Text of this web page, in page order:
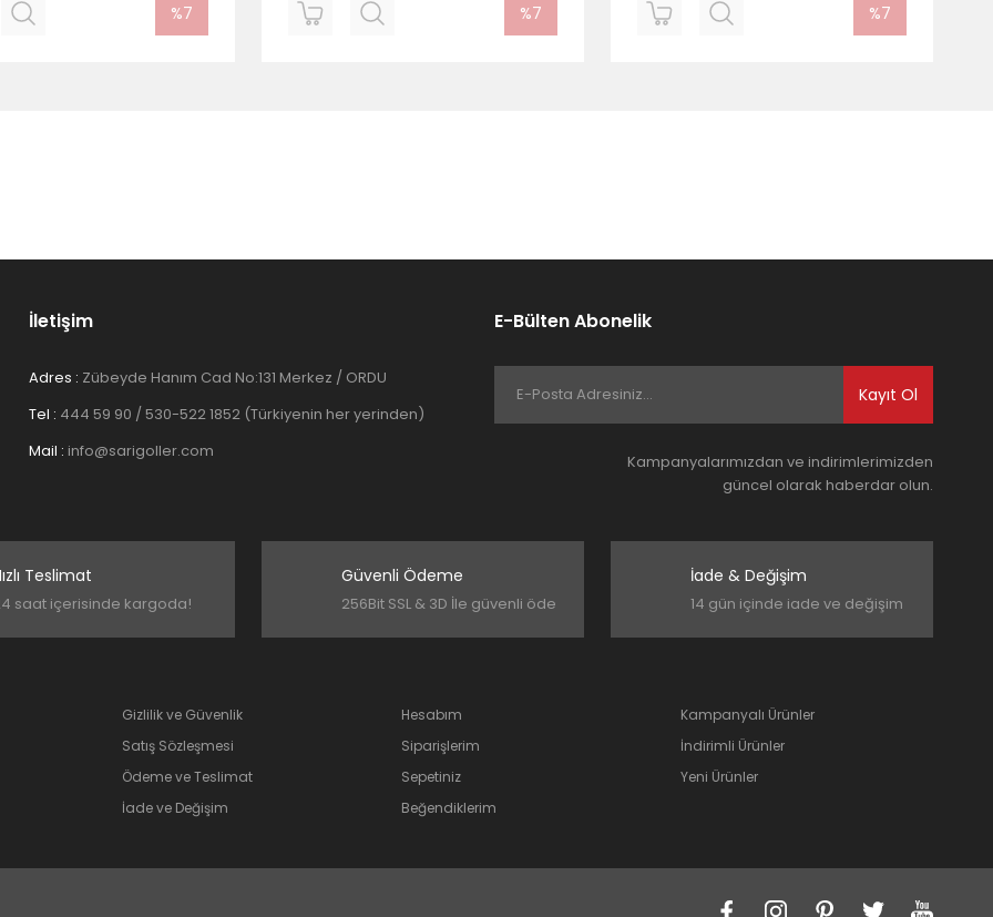
%7 %7 %7
İletişim
Adres : Zübeyde Hanım Cad No:131 Merkez / ORDU
Tel : 444 59 90 / 530-522 1852 (Türkiyenin her yerinden)
Mail : info@sarigoller.com
E-Bülten Abonelik
Kayıt Ol
Kampanyalarımızdan ve indirimlerimizden
güncel olarak haberdar olun.
Teslimat
saat içerisinde kargoda!
Güvenli Ödeme
256Bit SSL & 3D İle güvenli öde
İade & Değişim
14 gün içinde iade ve değişim
Gizlilik ve Güvenlik
Satış Sözleşmesi
Ödeme ve Teslimat
İade ve Değişim
Hesabım
Siparişlerim
Sepetiniz
Beğendiklerim
Kampanyalı Ürünler
İndirimli Ürünler
Yeni Ürünler